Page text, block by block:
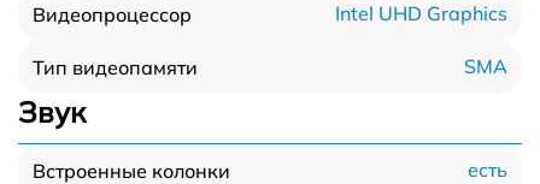
Видеопроцессор Intel UHD Graphics
Тип видеопамяти SMA
Звук
Встроенные колонки есть